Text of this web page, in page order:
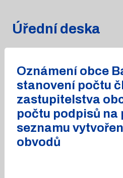
Úřední deska
Oznámení obce
stanovení počtu
zastupitelstva
počtu podpisů na
seznamu
obvodů